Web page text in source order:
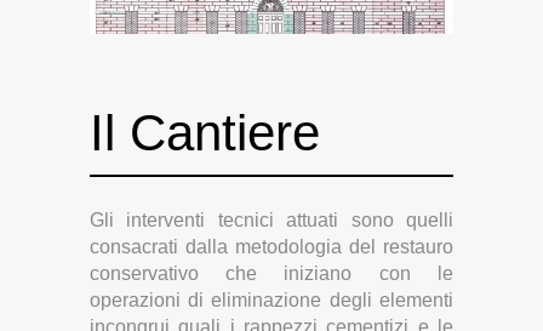
Il Cantiere
Gli interventi tecnici attuati sono quelli
consacrati dalla metodologia del restauro
conservativo che iniziano con le
operazioni di eliminazione degli elementi
incongrui quali i rappezzi cementizi e le